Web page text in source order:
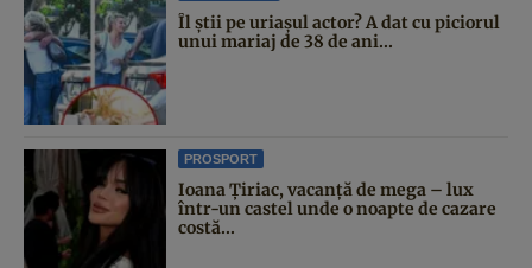
Îl știi pe uriașul actor? A dat cu piciorul
unui mariaj de 38 de ani...
PROSPORT
Ioana Țiriac, vacanță de mega – lux
într-un castel unde o noapte de cazare
costă...